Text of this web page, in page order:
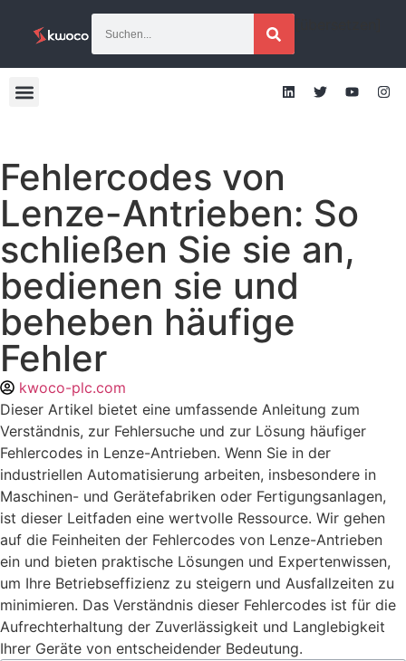
Fehlercodes von
Lenze-Antrieben: So
schließen Sie sie an,
bedienen sie und
beheben häufige
Fehler
kwoco-plc.com
Dieser Artikel bietet eine umfassende Anleitung zum
Verständnis, zur Fehlersuche und zur Lösung häufiger
Fehlercodes in Lenze-Antrieben. Wenn Sie in der
industriellen Automatisierung arbeiten, insbesondere in
Maschinen- und Gerätefabriken oder Fertigungsanlagen,
ist dieser Leitfaden eine wertvolle Ressource. Wir gehen
auf die Feinheiten der Fehlercodes von Lenze-Antrieben
ein und bieten praktische Lösungen und Expertenwissen,
um Ihre Betriebseffizienz zu steigern und Ausfallzeiten zu
minimieren. Das Verständnis dieser Fehlercodes ist für die
Aufrechterhaltung der Zuverlässigkeit und Langlebigkeit
Ihrer Geräte von entscheidender Bedeutung.